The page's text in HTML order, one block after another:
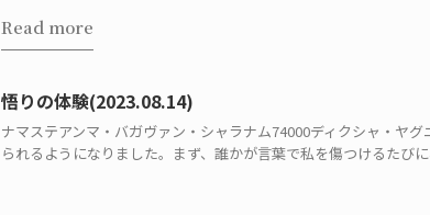
Read more
悟りの体験(2023.08.14)
ナマステアンマ・バガヴァン・シャラナム74000ディクシャ・ヤ
られるようになりました。まず、誰かが言葉で私を傷つけるたび